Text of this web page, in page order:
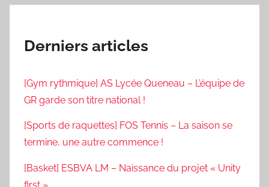
Derniers articles
[Gym rythmique] AS Lycée Queneau – L’équipe de
GR garde son titre national !
[Sports de raquettes] FOS Tennis – La saison se
termine, une autre commence !
[Basket] ESBVA LM – Naissance du projet « Unity